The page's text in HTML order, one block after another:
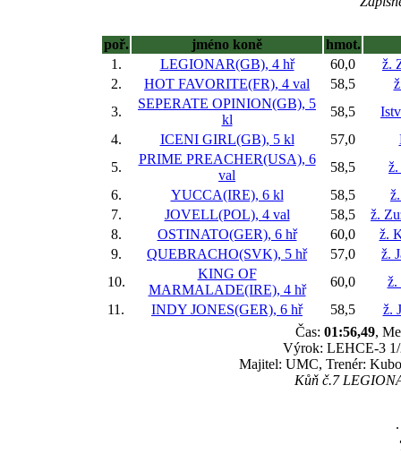
poř. jméno koně
hmot.
1.
LEGIONAR(GB), 4 hř 60,0
ž.
2.
HOT FAVORITE(FR), 4 val 58,5
3.
SEPERATE OPINION(GB), 5
kl
58,5
4.
ICENI GIRL(GB), 5 kl 57,0
5.
PRIME PREACHER(USA), 6
val
58,5
6.
YUCCA(IRE), 6 kl 58,5
7.
JOVELL(POL), 4 val 58,5
ž.
8.
OSTINATO(GER), 6 hř 60,0
ž.
9.
QUEBRACHO(SVK), 5 hř 57,0
ž.
10.
KING OF
MARMALADE(IRE), 4 hř
60,0
ž.
11.
INDY JONES(GER), 6 hř 58,5
ž.
Čas: 01:56,49,
Výrok: LEHCE-3 1/
Majitel: UMC, Trenér:
Kůň č.7